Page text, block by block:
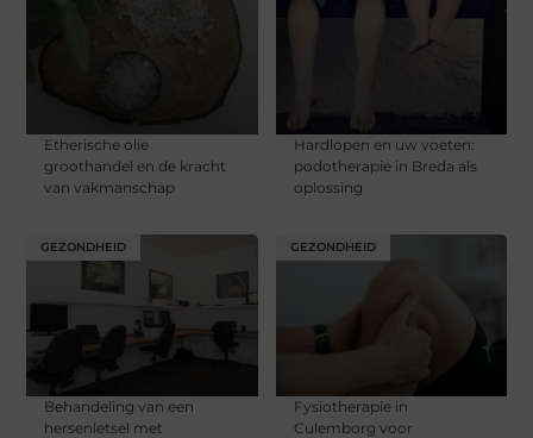
Etherische olie
groothandel en de kracht
van vakmanschap
Hardlopen en uw voeten:
podotherapie in Breda als
oplossing
GEZONDHEID
Behandeling van een
hersenletsel met
GEZONDHEID
Fysiotherapie in
Culemborg voor